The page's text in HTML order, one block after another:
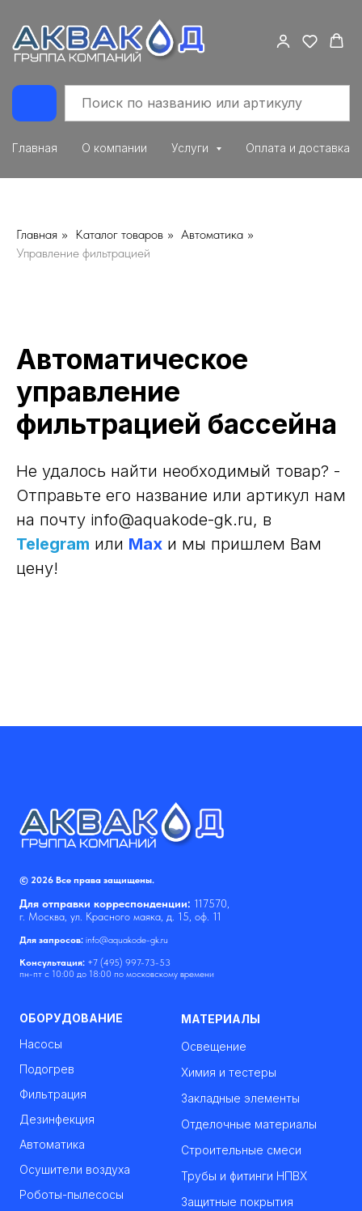
Главная О компании Услуги Оплата и доставка
Главная » Каталог товаров » Автоматика »
Управление фильтрацией
Автоматическое
управление
фильтрацией бассейна
Не удалось найти необходимый товар? -
Отправьте его название или артикул нам
на почту info@aquakode-gk.ru, в
Telegram или Max и мы пришлем Вам
цену!
© 2026 Все права защищены.
Для отправки корреспонденции: 117570,
г. Москва, ул. Красного маяка, д. 15, оф. 11
Для запросов: info@aquakode-gk.ru
Консультация: +7 (495) 997-73-53
пн-пт с 10:00 до 18:00 по московскому времени
ОБОРУДОВАНИЕ
Насосы
Подогрев
Фильтрация
Дезинфекция
Автоматика
Осушители воздуха
Роботы-пылесосы
МАТЕРИАЛЫ
Освещение
Химия и тестеры
Закладные элементы
Отделочные материалы
Строительные смеси
Трубы и фитинги НПВХ
Защитные покрытия